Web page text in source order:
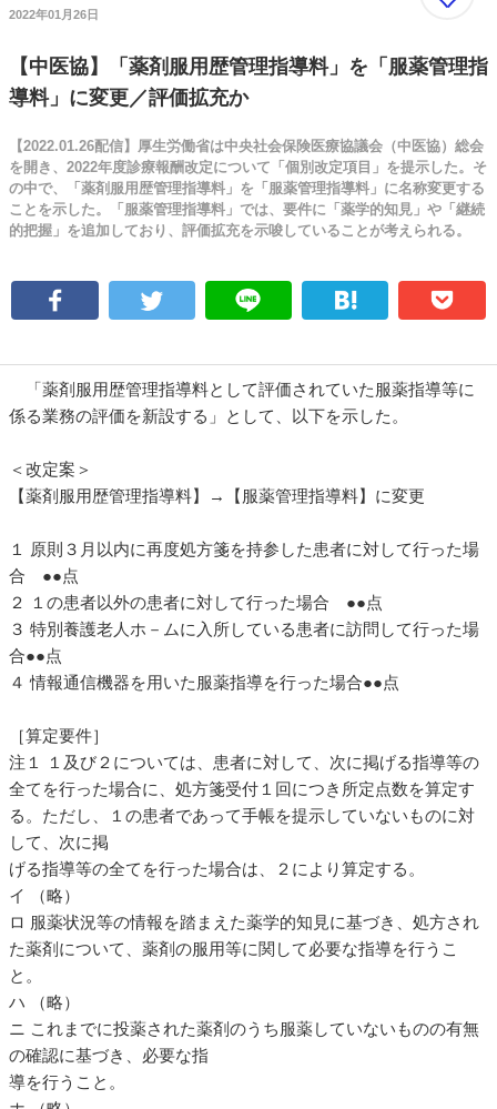
2022年01月26日
【中医協】「薬剤服用歴管理指導料」を「服薬管理指
導料」に変更／評価拡充か
【2022.01.26配信】厚生労働省は中央社会保険医療協議会（中医協）総会
を開き、2022年度診療報酬改定について「個別改定項目」を提示した。そ
の中で、「薬剤服用歴管理指導料」を「服薬管理指導料」に名称変更する
ことを示した。「服薬管理指導料」では、要件に「薬学的知見」や「継続
的把握」を追加しており、評価拡充を示唆していることが考えられる。
「薬剤服用歴管理指導料として評価されていた服薬指導等に
係る業務の評価を新設する」として、以下を示した。
＜改定案＞
【薬剤服用歴管理指導料】→【服薬管理指導料】に変更
１ 原則３月以内に再度処方箋を持参した患者に対して行った場
合 ●●点
２ １の患者以外の患者に対して行った場合 ●●点
３ 特別養護老人ホ－ムに入所している患者に訪問して行った場
合●●点
４ 情報通信機器を用いた服薬指導を行った場合●●点
［算定要件］
注１ １及び２については、患者に対して、次に掲げる指導等の
全てを行った場合に、処方箋受付１回につき所定点数を算定す
る。ただし、１の患者であって手帳を提示していないものに対
して、次に掲
げる指導等の全てを行った場合は、２により算定する。
イ （略）
ロ 服薬状況等の情報を踏まえた薬学的知見に基づき、処方され
た薬剤について、薬剤の服用等に関して必要な指導を行うこ
と。
ハ （略）
ニ これまでに投薬された薬剤のうち服薬していないものの有無
の確認に基づき、必要な指
導を行うこと。